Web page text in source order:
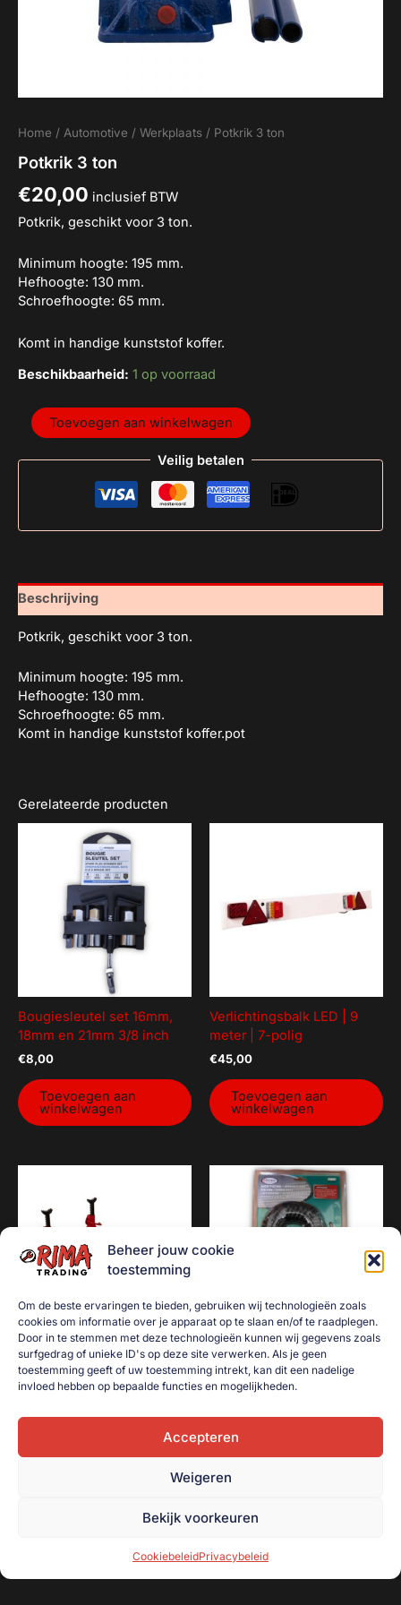
Beheer jouw cookie
toestemming
Om de beste ervaringen te bieden, gebruiken wij technologieën zoals
cookies om informatie over je apparaat op te slaan en/of te raadplegen.
Door in te stemmen met deze technologieën kunnen wij gegevens zoals
surfgedrag of unieke ID's op deze site verwerken. Als je geen
toestemming geeft of uw toestemming intrekt, kan dit een nadelige
invloed hebben op bepaalde functies en mogelijkheden.
Accepteren
Weigeren
Bekijk voorkeuren
CookiebeleidPrivacybeleid
Home / Automotive / Werkplaats / Potkrik 3 ton
Potkrik 3 ton
€20,00 inclusief BTW
Potkrik, geschikt voor 3 ton.
Minimum hoogte: 195 mm.
Hefhoogte: 130 mm.
Schroefhoogte: 65 mm.
Komt in handige kunststof koffer.
Beschikbaarheid: 1 op voorraad
Toevoegen aan winkelwagen
Veilig betalen
Beschrijving
Potkrik, geschikt voor 3 ton.
Minimum hoogte: 195 mm.
Hefhoogte: 130 mm.
Schroefhoogte: 65 mm.
Komt in handige kunststof koffer.pot
Gerelateerde producten
Bougiesleutel set 16mm,
18mm en 21mm 3/8 inch
€8,00
Toevoegen aan
winkelwagen
Verlichtingsbalk LED | 9
meter | 7-polig
€45,00
Toevoegen aan
winkelwagen
Complete set: Ligkar + krik
2ton + as steunen set
Luchtpistool met 5 Meter
spiraalslang
Toevoegen aan